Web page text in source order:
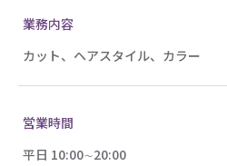
業務内容
カット、ヘアスタイル、カラー
営業時間
平日 10:00∼20:00